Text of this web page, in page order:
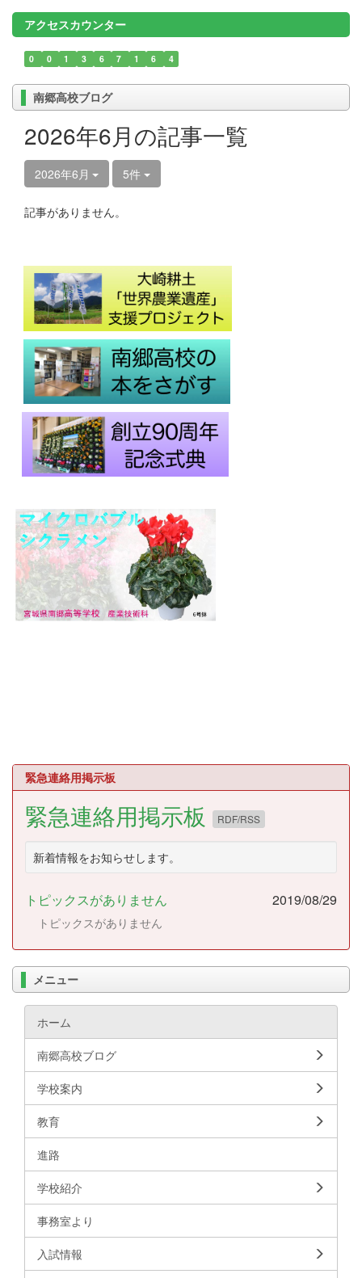
アクセスカウンター
0 0 1 3 6 7 1 6 4
南郷高校ブログ
2026年6月の記事一覧
2026年6月 5件
記事がありません。
緊急連絡用掲示板
緊急連絡用掲示板 RDF/RSS
新着情報をお知らせします。
トピックスがありません 2019/08/29
トピックスがありません
メニュー
ホーム
南郷高校ブログ
学校案内
教育
進路
学校紹介
事務室より
入試情報